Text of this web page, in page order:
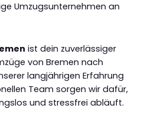
Umzugsunternehmen an
ist dein zuverlässiger
von Bremen nach
langjährigen Erfahrung
Team sorgen wir dafür,
und stressfrei abläuft.